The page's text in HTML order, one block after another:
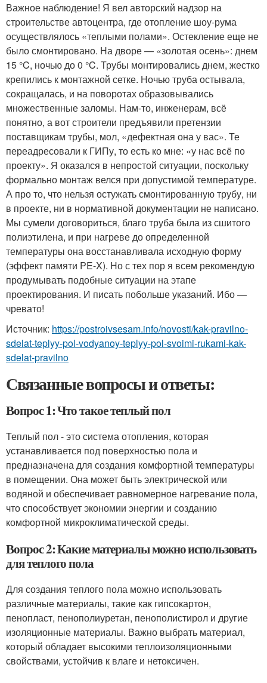
Важное наблюдение! Я вел авторский надзор на
строительстве автоцентра, где отопление шоу-рума
осуществлялось «теплыми полами». Остекление еще не
было смонтировано. На дворе — «золотая осень»: днем
15 °C, ночью до 0 °C. Трубы монтировались днем, жестко
крепились к монтажной сетке. Ночью труба остывала,
сокращалась, и на поворотах образовывались
множественные заломы. Нам-то, инженерам, всё
понятно, а вот строители предъявили претензии
поставщикам трубы, мол, «дефектная она у вас». Те
переадресовали к ГИПу, то есть ко мне: «у нас всё по
проекту». Я оказался в непростой ситуации, поскольку
формально монтаж велся при допустимой температуре.
А про то, что нельзя остужать смонтированную трубу, ни
в проекте, ни в нормативной документации не написано.
Мы сумели договориться, благо труба была из сшитого
полиэтилена, и при нагреве до определенной
температуры она восстанавливала исходную форму
(эффект памяти PE-X). Но с тех пор я всем рекомендую
продумывать подобные ситуации на этапе
проектирования. И писать побольше указаний. Ибо —
чревато!
Источник: https://postroivsesam.info/novosti/kak-pravilno-
sdelat-teplyy-pol-vodyanoy-teplyy-pol-svoimi-rukami-kak-
sdelat-pravilno
Связанные вопросы и ответы:
Вопрос 1: Что такое теплый пол
Теплый пол - это система отопления, которая
устанавливается под поверхностью пола и
предназначена для создания комфортной температуры
в помещении. Она может быть электрической или
водяной и обеспечивает равномерное нагревание пола,
что способствует экономии энергии и созданию
комфортной микроклиматической среды.
Вопрос 2: Какие материалы можно использовать
для теплого пола
Для создания теплого пола можно использовать
различные материалы, такие как гипсокартон,
пенопласт, пенополиуретан, пенополистирол и другие
изоляционные материалы. Важно выбрать материал,
который обладает высокими теплоизоляционными
свойствами, устойчив к влаге и нетоксичен.